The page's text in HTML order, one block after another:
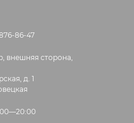
86-47
внешняя сторона,
д. 1